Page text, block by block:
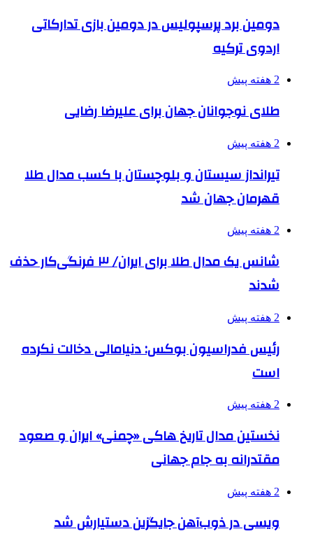
دومین برد پرسپولیس در دومین بازی تدارکاتی
اردوی ترکیه
2 هفته پیش
طلای نوجوانان جهان برای علیرضا رضایی
2 هفته پیش
تیرانداز سیستان و بلوچستان با کسب مدال طلا
قهرمان جهان شد
2 هفته پیش
شانس یک مدال طلا برای ایران/ ۳ فرنگی‌کار حذف
شدند
2 هفته پیش
رئیس فدراسیون بوکس: دنیامالی دخالت نکرده
است
2 هفته پیش
نخستین مدال تاریخ هاکی «چمنی» ایران و صعود
مقتدرانه به جام جهانی
2 هفته پیش
ویسی در ذوب‌آهن جایگزین دستیارش شد